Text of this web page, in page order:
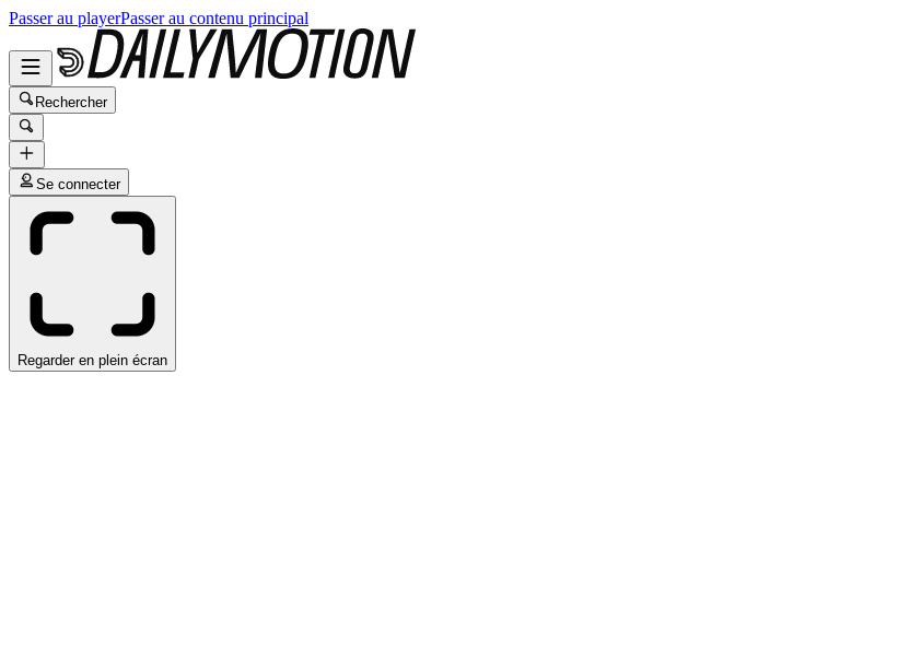
Passer au playerPasser au contenu principal
Rechercher
Se connecter
Regarder en plein écran